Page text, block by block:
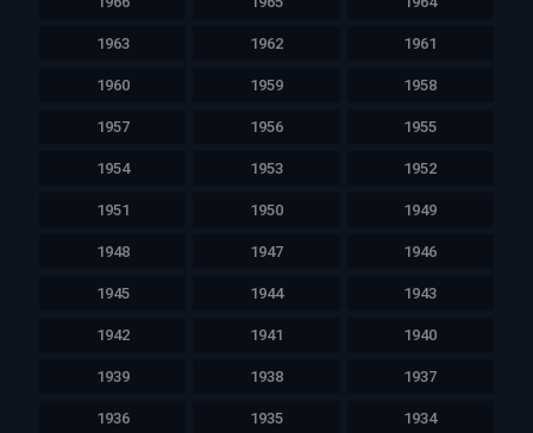
1963 1962 1961
1960 1959 1958
1957 1956 1955
1954 1953 1952
1951 1950 1949
1948 1947 1946
1945 1944 1943
1942 1941 1940
1939 1938 1937
1936 1935 1934